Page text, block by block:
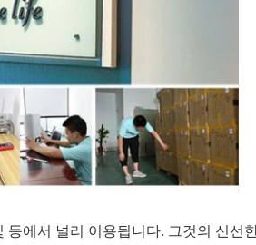
에서 널리 이용됩니다. 그것의 신